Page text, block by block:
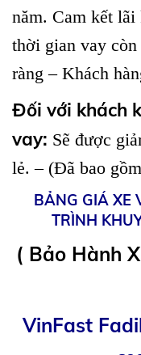
năm. Cam kết lãi
thời gian vay
ràng – Khách
Đối với khách
vay: Sẽ được
lẻ. – (Đã bao
BẢNG GIÁ XE
TRÌNH
( Bảo Hành
VinFast